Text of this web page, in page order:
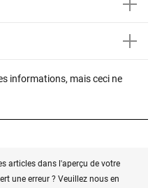
informations, mais ceci ne
articles dans l'aperçu de votre
une erreur ? Veuillez nous en